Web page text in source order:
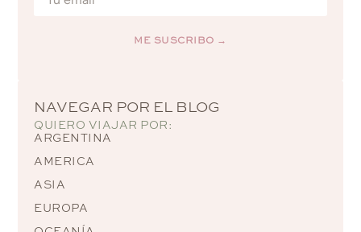
ME SUSCRIBO →
NAVEGAR POR EL BLOG
QUIERO VIAJAR POR:
ARGENTINA
AMERICA
ASIA
EUROPA